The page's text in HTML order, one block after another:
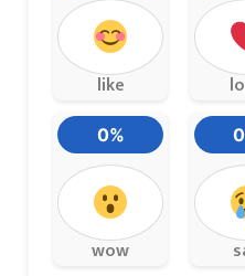
like
0%
wow